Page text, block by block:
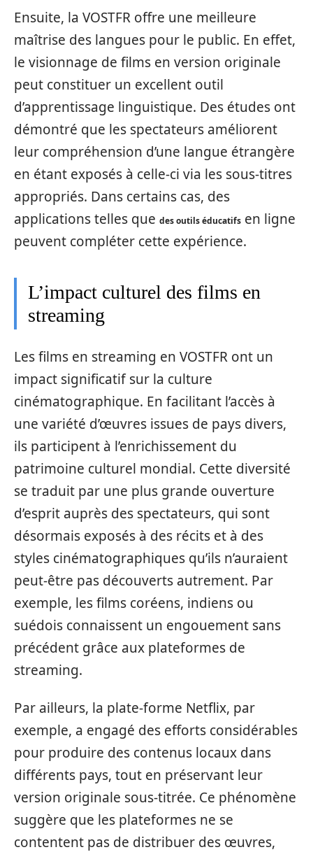
Ensuite, la VOSTFR offre une meilleure
maîtrise des langues pour le public. En effet,
le visionnage de films en version originale
peut constituer un excellent outil
d’apprentissage linguistique. Des études ont
démontré que les spectateurs améliorent
leur compréhension d’une langue étrangère
en étant exposés à celle-ci via les sous-titres
appropriés. Dans certains cas, des
applications telles que des outils éducatifs en ligne
peuvent compléter cette expérience.
L’impact culturel des films en
streaming
Les films en streaming en VOSTFR ont un
impact significatif sur la culture
cinématographique. En facilitant l’accès à
une variété d’œuvres issues de pays divers,
ils participent à l’enrichissement du
patrimoine culturel mondial. Cette diversité
se traduit par une plus grande ouverture
d’esprit auprès des spectateurs, qui sont
désormais exposés à des récits et à des
styles cinématographiques qu’ils n’auraient
peut-être pas découverts autrement. Par
exemple, les films coréens, indiens ou
suédois connaissent un engouement sans
précédent grâce aux plateformes de
streaming.
Par ailleurs, la plate-forme Netflix, par
exemple, a engagé des efforts considérables
pour produire des contenus locaux dans
différents pays, tout en préservant leur
version originale sous-titrée. Ce phénomène
suggère que les plateformes ne se
contentent pas de distribuer des œuvres,